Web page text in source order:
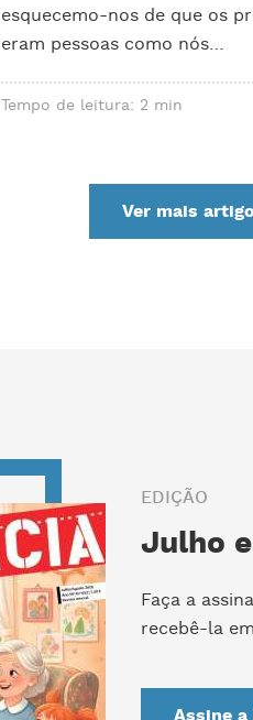
esquecemo-nos de que os
eram pessoas como nós…
Tempo de leitura: 2 min
Ver mais
EDIÇÃO
Julho
Faça a
recebê-la